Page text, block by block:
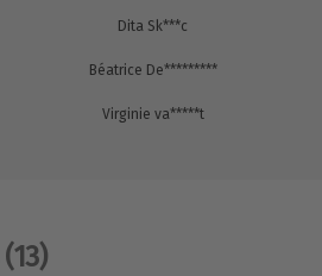
Dita Sk***c
Béatrice De*********
Virginie va*****t
(13)